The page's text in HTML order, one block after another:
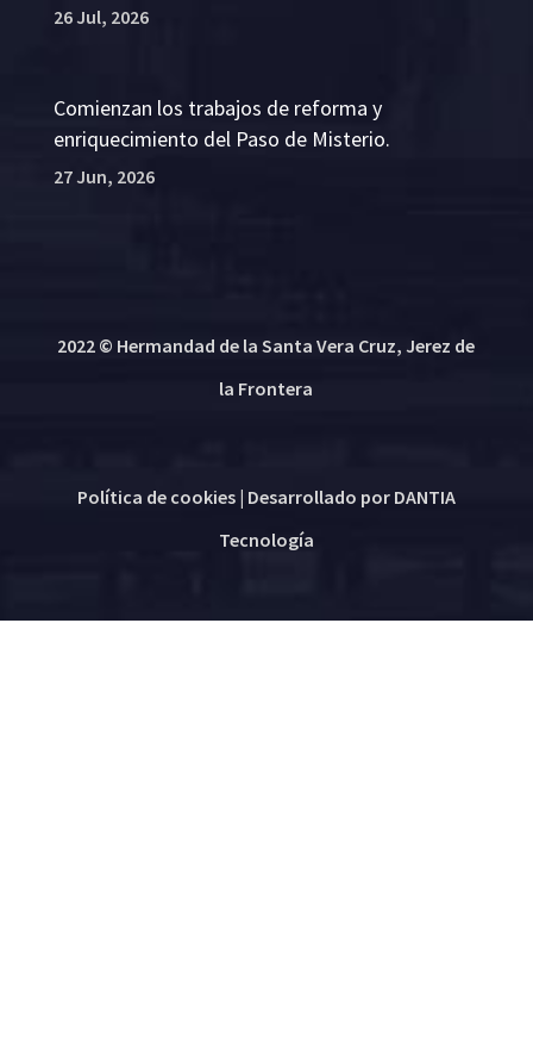
26 Jul, 2026
Comienzan los trabajos de reforma y
enriquecimiento del Paso de Misterio.
27 Jun, 2026
2022 © Hermandad de la Santa Vera Cruz, Jerez de
la Frontera
Política de cookies| Desarrollado por DANTIA
Tecnología